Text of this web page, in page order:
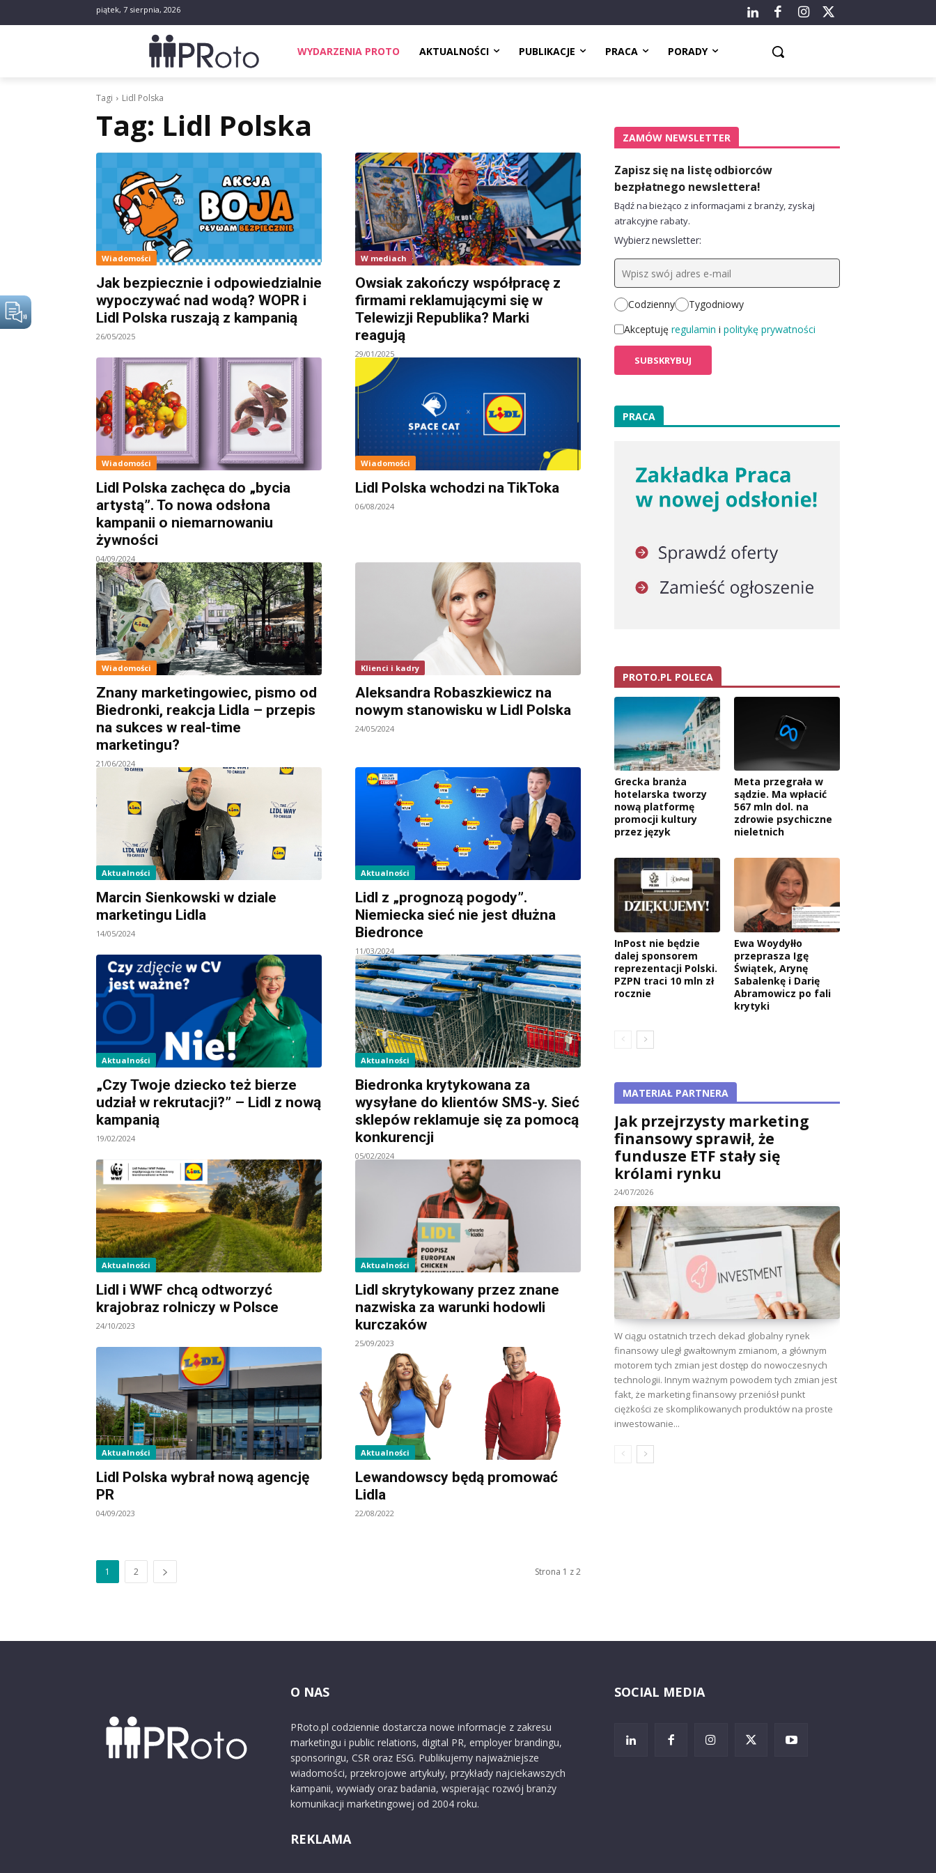
piątek, 7 sierpnia, 2026
WYDARZENIA PROTO AKTUALNOŚCI PUBLIKACJE PRACA PORADY
Tagi Lidl Polska
Tag: Lidl Polska
Wiadomości
Jak bezpiecznie i odpowiedzialnie
wypoczywać nad wodą? WOPR i
Lidl Polska ruszają z kampanią
26/05/2025
W mediach
Owsiak zakończy współpracę z
firmami reklamującymi się w
Telewizji Republika? Marki
reagują
29/01/2025
Wiadomości
Lidl Polska zachęca do „bycia
artystą”. To nowa odsłona
kampanii o niemarnowaniu
żywności
04/09/2024
Wiadomości
Lidl Polska wchodzi na TikToka
06/08/2024
Wiadomości
Znany marketingowiec, pismo od
Biedronki, reakcja Lidla – przepis
na sukces w real-time
marketingu?
21/06/2024
Klienci i kadry
Aleksandra Robaszkiewicz na
nowym stanowisku w Lidl Polska
24/05/2024
Aktualności
Marcin Sienkowski w dziale
marketingu Lidla
14/05/2024
Aktualności
Lidl z „prognozą pogody”.
Niemiecka sieć nie jest dłużna
Biedronce
11/03/2024
Aktualności
„Czy Twoje dziecko też bierze
udział w rekrutacji?” – Lidl z nową
kampanią
19/02/2024
Aktualności
Biedronka krytykowana za
wysyłane do klientów SMS-y. Sieć
sklepów reklamuje się za pomocą
konkurencji
05/02/2024
Aktualności
Lidl i WWF chcą odtworzyć
krajobraz rolniczy w Polsce
24/10/2023
Aktualności
Lidl skrytykowany przez znane
nazwiska za warunki hodowli
kurczaków
25/09/2023
Aktualności
Lidl Polska wybrał nową agencję
PR
04/09/2023
Aktualności
Lewandowscy będą promować
Lidla
22/08/2022
1 2 Strona 1 z 2
ZAMÓW NEWSLETTER
Zapisz się na listę odbiorców
bezpłatnego newslettera!
Bądź na bieżąco z informacjami z branży, zyskaj
atrakcyjne rabaty.
Wybierz newsletter:
Codzienny
Tygodniowy
Akceptuję regulamin i politykę prywatności
PRACA
PROTO.PL POLECA
Grecka branża
hotelarska tworzy
nową platformę
promocji kultury
przez język
Meta przegrała w
sądzie. Ma wpłacić
567 mln dol. na
zdrowie psychiczne
nieletnich
InPost nie będzie
dalej sponsorem
reprezentacji Polski.
PZPN traci 10 mln zł
rocznie
Ewa Woydyłło
przeprasza Igę
Świątek, Arynę
Sabalenkę i Darię
Abramowicz po fali
krytyki
MATERIAŁ PARTNERA
Jak przejrzysty marketing
finansowy sprawił, że
fundusze ETF stały się
królami rynku
24/07/2026
W ciągu ostatnich trzech dekad globalny rynek
finansowy uległ gwałtownym zmianom, a głównym
motorem tych zmian jest dostęp do nowoczesnych
technologii. Innym ważnym powodem tych zmian jest
fakt, że marketing finansowy przeniósł punkt
ciężkości ze skomplikowanych produktów na proste
inwestowanie...
O NAS
PRoto.pl codziennie dostarcza nowe informacje z zakresu
marketingu i public relations, digital PR, employer brandingu,
sponsoringu, CSR oraz ESG. Publikujemy najważniejsze
wiadomości, przekrojowe artykuły, przykłady najciekawszych
kampanii, wywiady oraz badania, wspierając rozwój branży
komunikacji marketingowej od 2004 roku.
REKLAMA
SOCIAL MEDIA